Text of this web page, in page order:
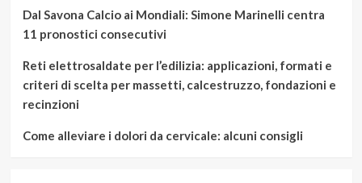
Dal Savona Calcio ai Mondiali: Simone Marinelli centra
11 pronostici consecutivi
Reti elettrosaldate per l’edilizia: applicazioni, formati e
criteri di scelta per massetti, calcestruzzo, fondazioni e
recinzioni
Come alleviare i dolori da cervicale: alcuni consigli